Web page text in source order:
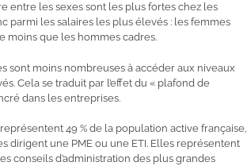
entre les sexes sont les plus fortes chez les
parmi les salaires les plus élevés : les femmes
moins que les hommes cadres.
sont moins nombreuses à accéder aux niveaux
Cela se traduit par l’effet du « plafond de
dans les entreprises.
49 % de la population active française,
dirigent une PME ou une ETI. Elles représentent
conseils d’administration des plus grandes